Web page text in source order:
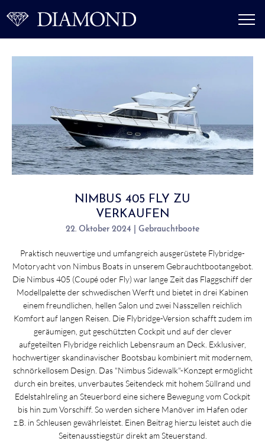
NIMBUS 405 FLY ZU
VERKAUFEN
22. Oktober 2024 | Gebrauchtboote
Praktisch neuwertige und umfangreich ausgerüstete Flybridge-
Motoryacht von Nimbus Boats in unserem Gebrauchtbootangebot.
Die Nimbus 405 (Coupé oder Fly) war lange Zeit das Flaggschiff der
Modellpalette der schwedischen Werft und bietet in drei Kabinen
einem freundlichen, hellen Salon und zwei Nasszellen reichlich
Komfort auf langen Reisen. Die Flybridge-Version schafft zudem im
geräumigen, gut geschützten Cockpit und auf der clever
aufgeteilten Flybridge reichlich Lebensraum an Deck. Exklusiver,
hochwertiger skandinavischer Bootsbau kombiniert mit modernem,
schnörkellosem Design. Das "Nimbus Sidewalk"-Konzept ermöglicht
durch ein breites, unverbautes Seitendeck mit hohem Süllrand und
Edelstahlreling an Steuerbord eine sichere Bewegung vom Cockpit
bis hin zum Vorschiff. So werden sichere Manöver im Hafen oder
z.B. in Schleusen gewährleistet. Einen Beitrag hierzu leistet auch die
Seitenausstiegstür direkt am Steuerstand.